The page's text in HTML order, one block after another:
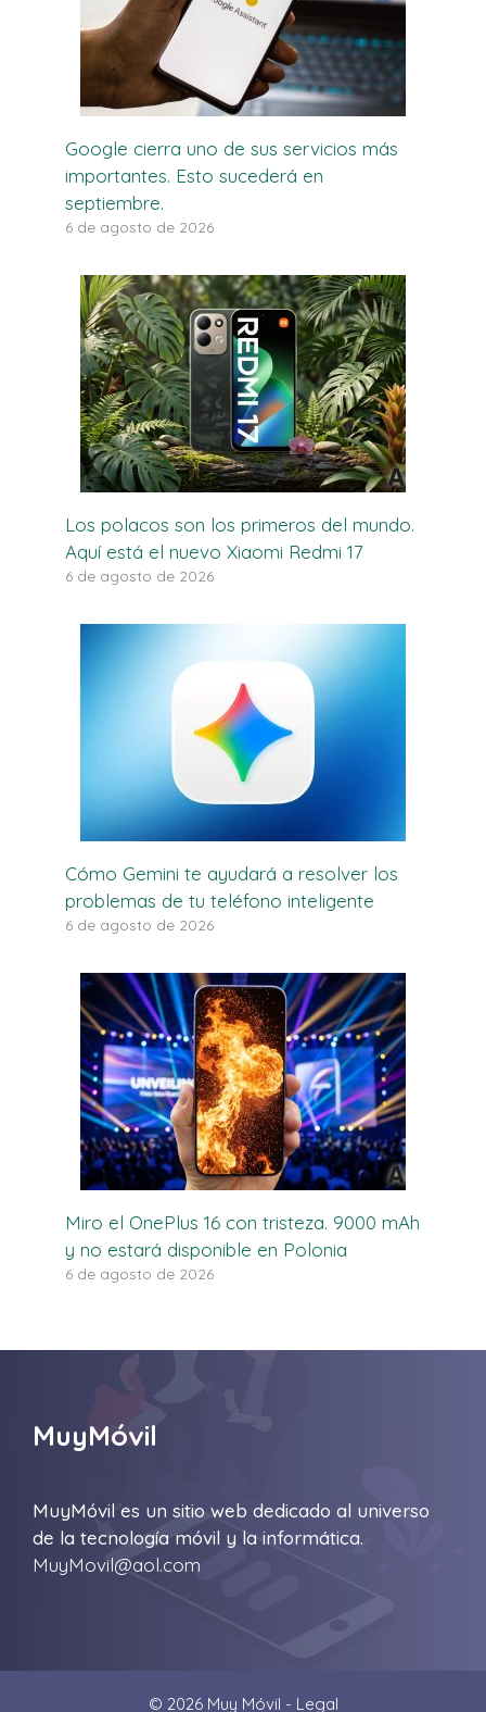
Google cierra uno de sus servicios más
importantes. Esto sucederá en
septiembre.
6 de agosto de 2026
Los polacos son los primeros del mundo.
Aquí está el nuevo Xiaomi Redmi 17
6 de agosto de 2026
Cómo Gemini te ayudará a resolver los
problemas de tu teléfono inteligente
6 de agosto de 2026
Miro el OnePlus 16 con tristeza. 9000 mAh
y no estará disponible en Polonia
6 de agosto de 2026
MuyMóvil
MuyMóvil es un sitio web dedicado al universo
de la tecnología móvil y la informática.
MuyMovil@aol.com
© 2026 Muy Móvil - Legal